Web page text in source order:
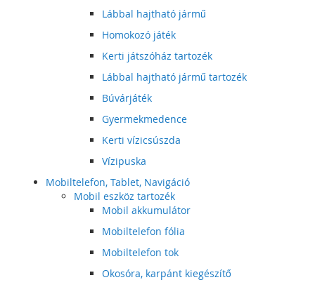
Lábbal hajtható jármű
Homokozó játék
Kerti játszóház tartozék
Lábbal hajtható jármű tartozék
Búvárjáték
Gyermekmedence
Kerti vízicsúszda
Vízipuska
Mobiltelefon, Tablet, Navigáció
Mobil eszköz tartozék
Mobil akkumulátor
Mobiltelefon fólia
Mobiltelefon tok
Okosóra, karpánt kiegészítő